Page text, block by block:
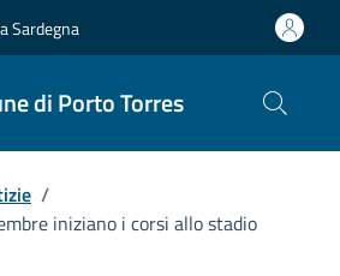
Sardegna
di Porto Torres
/
iniziano i corsi allo stadio